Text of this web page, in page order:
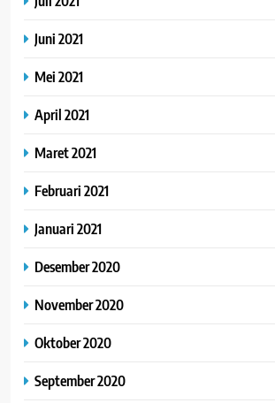
Juni 2021
Mei 2021
April 2021
Maret 2021
Februari 2021
Januari 2021
Desember 2020
November 2020
Oktober 2020
September 2020